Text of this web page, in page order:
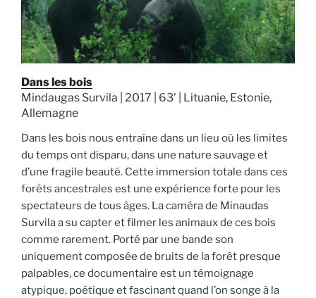
Dans les bois
Mindaugas Survila | 2017 | 63’ | Lituanie, Estonie,
Allemagne
Dans les bois nous entraîne dans un lieu où les limites
du temps ont disparu, dans une nature sauvage et
d’une fragile beauté. Cette immersion totale dans ces
forêts ancestrales est une expérience forte pour les
spectateurs de tous âges. La caméra de Minaudas
Survila a su capter et filmer les animaux de ces bois
comme rarement. Porté par une bande son
uniquement composée de bruits de la forêt presque
palpables, ce documentaire est un témoignage
atypique, poétique et fascinant quand l’on songe à la